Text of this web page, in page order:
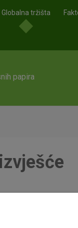
Globalna tržišta
papira